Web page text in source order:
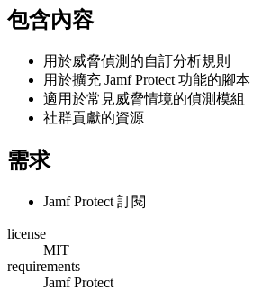
包含內容
用於威脅偵測的自訂分析規則
用於擴充 Jamf Protect 功能的腳本
適用於常見威脅情境的偵測模組
社群貢獻的資源
需求
Jamf Protect 訂閱
license
MIT
requirements
Jamf Protect